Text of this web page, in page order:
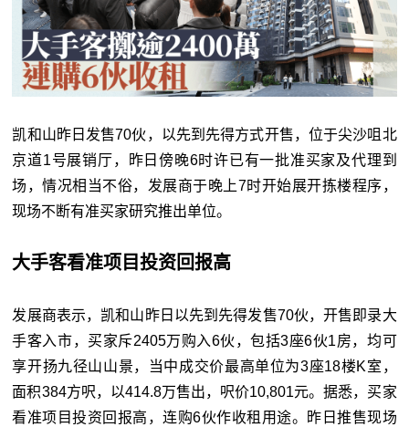
凯和山昨日发售70伙，以先到先得方式开售，位于尖沙咀北
京道1号展销厅，昨日傍晚6时许已有一批准买家及代理到
场，情况相当不俗，发展商于晚上7时开始展开拣楼程序，
现场不断有准买家研究推出单位。
大手客看准项目投资回报高
发展商表示，凯和山昨日以先到先得发售70伙，开售即录大
手客入市，买家斥2405万购入6伙，包括3座6伙1房，均可
享开扬九径山山景，当中成交价最高单位为3座18楼K室，
面积384方呎，以414.8万售出，呎价10,801元。据悉，买家
看准项目投资回报高，连购6伙作收租用途。昨日推售现场